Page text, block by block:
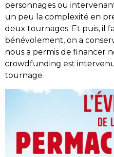
personnages ou
un peu la complexité en
deux tournages. Et puis, il
bénévolement, on a
nous a permis de financer
crowdfunding est
tournage.